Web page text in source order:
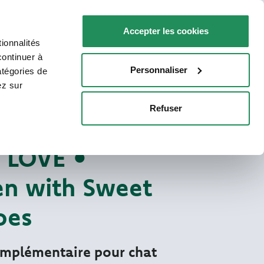
à
de
sur
Accepter les cookies
Personnaliser
Refuser
Nous contacter FR
VOTRE CHAT POINTS DE VENTE
•
with Sweet
pour chat